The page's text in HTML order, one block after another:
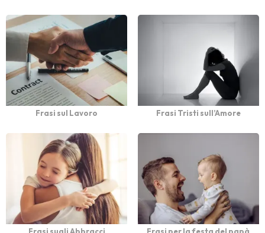
Frasi sul Lavoro Frasi Tristi sull’Amore